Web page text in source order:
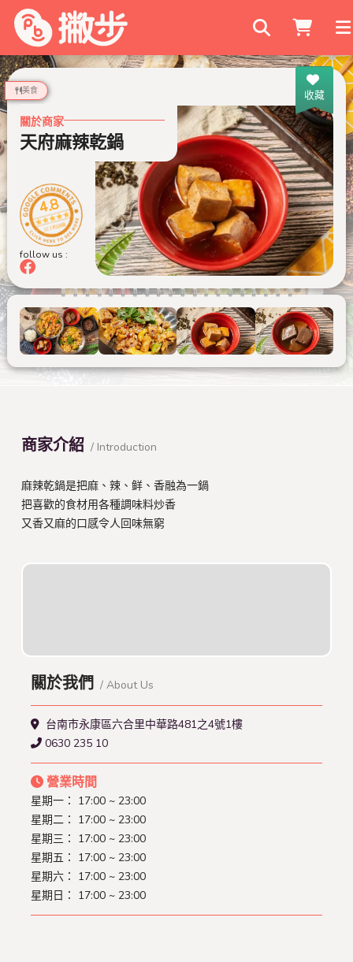
搜尋商家
收藏
美食
關於商家
天府麻辣乾鍋
4.8
321 則評論
follow us :
商家介紹 / Introduction
麻辣乾鍋是把麻、辣、鲜、香融為一鍋
把喜歡的食材用各種調味料炒香
又香又麻的口感令人回味無窮
關於我們 / About Us
台南市永康區六合里中華路481之4號1樓
0630 235 10
營業時間
星期一： 17:00 ~ 23:00
星期二： 17:00 ~ 23:00
星期三： 17:00 ~ 23:00
星期五： 17:00 ~ 23:00
星期六： 17:00 ~ 23:00
星期日： 17:00 ~ 23:00